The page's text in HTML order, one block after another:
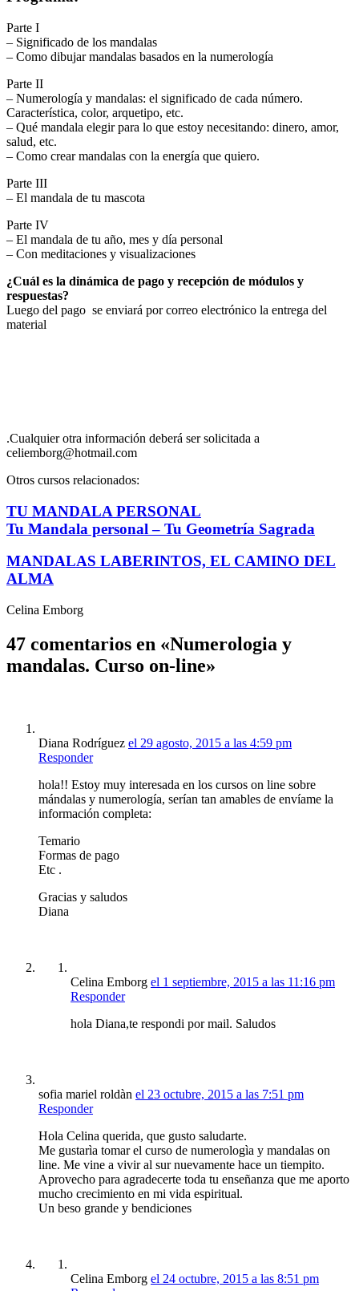
Parte I
– Significado de los mandalas
– Como dibujar mandalas basados en la numerología
Parte II
– Numerología y mandalas: el significado de cada número.
Característica, color, arquetipo, etc.
– Qué mandala elegir para lo que estoy necesitando: dinero, amor,
salud, etc.
– Como crear mandalas con la energía que quiero.
Parte III
– El mandala de tu mascota
Parte IV
– El mandala de tu año, mes y día personal
– Con meditaciones y visualizaciones
¿Cuál es la dinámica de pago y recepción de módulos y
respuestas?
Luego del pago se enviará por correo electrónico la entrega del
material
.Cualquier otra información deberá ser solicitada a
celiemborg@hotmail.com
Otros cursos relacionados:
TU MANDALA PERSONAL
Tu Mandala personal – Tu Geometría Sagrada
MANDALAS LABERINTOS, EL CAMINO DEL
ALMA
Celina Emborg
47 comentarios en «Numerologia y
mandalas. Curso on-line»
Diana Rodríguez el 29 agosto, 2015 a las 4:59 pm
Responder
hola!! Estoy muy interesada en los cursos on line sobre
mándalas y numerología, serían tan amables de envíame la
información completa:
Temario
Formas de pago
Etc .
Gracias y saludos
Diana
Celina Emborg el 1 septiembre, 2015 a las 11:16 pm
Responder
hola Diana,te respondi por mail. Saludos
sofia mariel roldàn el 23 octubre, 2015 a las 7:51 pm
Responder
Hola Celina querida, que gusto saludarte.
Me gustarìa tomar el curso de numerologìa y mandalas on
line. Me vine a vivir al sur nuevamente hace un tiempito.
Aprovecho para agradecerte toda tu enseñanza que me aporto
mucho crecimiento en mi vida espiritual.
Un beso grande y bendiciones
Celina Emborg el 24 octubre, 2015 a las 8:51 pm